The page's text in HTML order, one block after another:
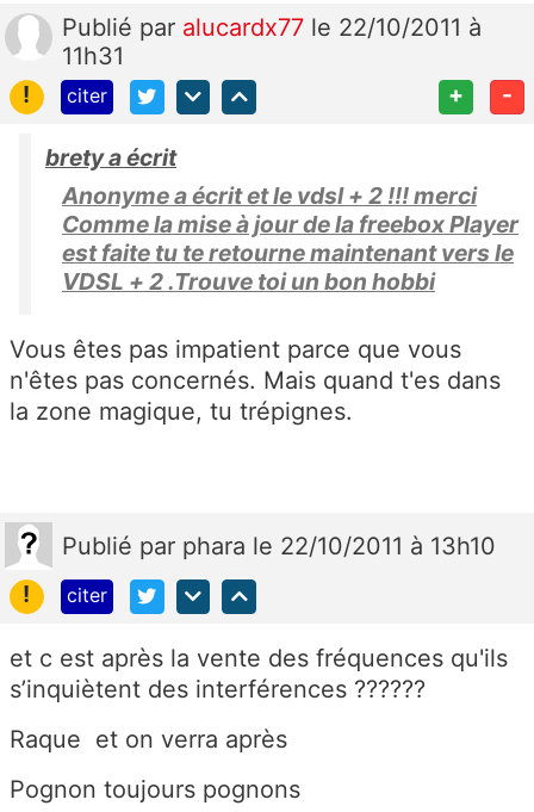
Publié par alucardx77 le 22/10/2011 à
11h31
!
citer + -
brety a écrit
Anonyme a écrit et le vdsl + 2 !!! merci
Comme la mise à jour de la freebox Player
est faite tu te retourne maintenant vers le
VDSL + 2 .Trouve toi un bon hobbi
Vous êtes pas impatient parce que vous
n'êtes pas concernés. Mais quand t'es dans
la zone magique, tu trépignes.
Publié par phara le 22/10/2011 à 13h10
!
citer
et c est après la vente des fréquences qu'ils
s’inquiètent des interférences ??????
Raque et on verra après
Pognon toujours pognons